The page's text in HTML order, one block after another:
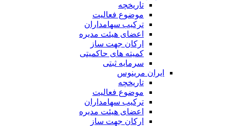
تاریخچه
موضوع فعالیت
ترکیب سهامداران
اعضای هیئت مدیره
ارکان جهت ساز
کمیته های حاکمیتی
سرمایه ثبتی
ایران مرینوس
تاریخچه
موضوع فعالیت
ترکیب سهامداران
اعضای هیئت مدیره
ارکان جهت ساز